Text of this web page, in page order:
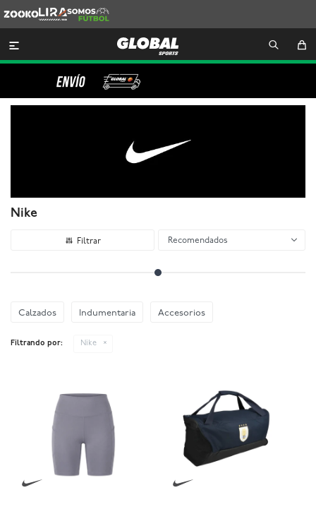
Lira
Somos
Futbol

Nike
Recomendados
Calzados Indumentaria Accesorios
Filtrando por: Nike